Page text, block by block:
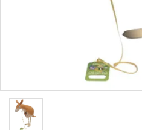
meeting_room ログイン